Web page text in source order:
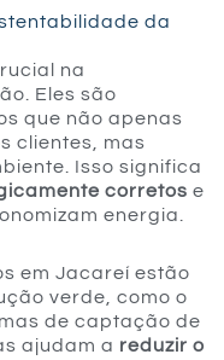
da
na
Eles são
que não apenas
clientes, mas
Isso significa
corretos e
energia.
em Jacareí estão
verde, como o
de captação de
ajudam a reduzir o